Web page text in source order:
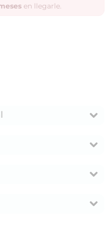
en llegarle.